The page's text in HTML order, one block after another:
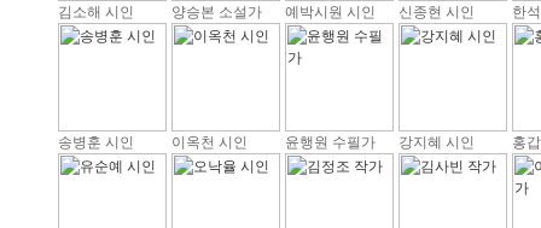
김소해 시인 양승본 소설가 예박시원 시인 신종현 시인 한
송병훈 시인 이옥천 시인 윤행원 수필가 강지혜 시인 홍